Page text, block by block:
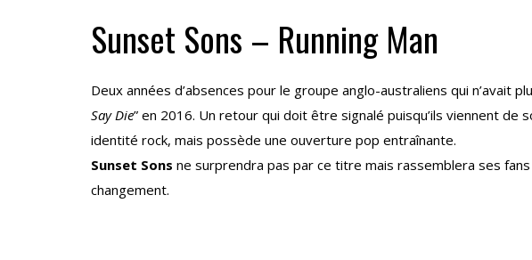
Sunset Sons – Running Man
Deux années d’absences pour le groupe anglo-australiens qui n’avait
Say Die” en 2016. Un retour qui doit être signalé puisqu’ils viennent de
identité rock, mais possède une ouverture pop entraînante.
Sunset Sons ne surprendra pas par ce titre mais rassemblera ses
changement.